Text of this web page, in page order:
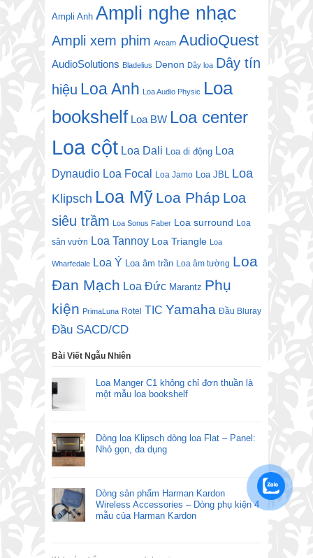
Ampli Anh Ampli nghe nhạc
Ampli xem phim Arcam AudioQuest
AudioSolutions Bladelius Denon Dây loa Dây tín
hiệu Loa Anh Loa Audio Physic Loa
bookshelf Loa BW Loa center
Loa cột Loa Dali Loa di động Loa
Dynaudio Loa Focal Loa Jamo Loa JBL Loa
Klipsch Loa Mỹ Loa Pháp Loa
siêu trầm Loa Sonus Faber Loa surround Loa
sân vườn Loa Tannoy Loa Triangle Loa
Wharfedale Loa Ý Loa âm trần Loa âm tường Loa
Đan Mạch Loa Đức Marantz Phụ
kiện PrimaLuna Rotel TIC Yamaha Đầu Bluray
Đầu SACD/CD
Bài Viết Ngẫu Nhiên
Loa Manger C1 không chỉ đơn thuần là
một mẫu loa bookshelf
Dòng loa Klipsch dòng loa Flat – Panel:
Nhỏ gọn, đa dụng
Dòng sản phẩm Harman Kardon
Wireless Accessories – Dòng phụ kiện 4
mẫu của Harman Kardon